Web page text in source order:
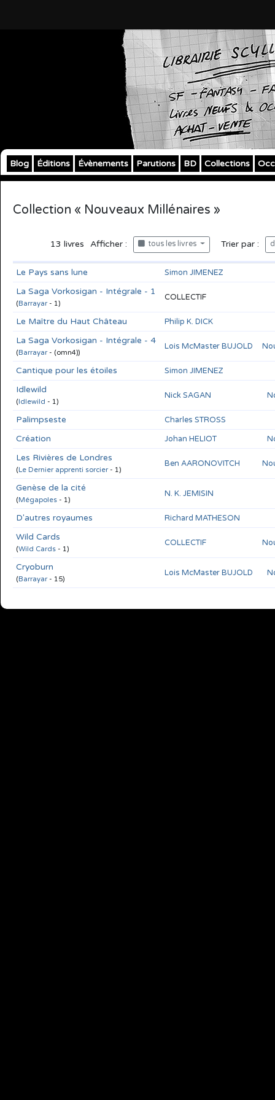
Blog Éditions Évènements Parutions BD Collections
Collection « Nouveaux Millénaires »
13 livres Afficher : tous les livres Trier par :
Le Pays sans lune Simon JIMENEZ
La Saga Vorkosigan - Intégrale - 1
(Barrayar- 1)
COLLECTIF
Le Maître du Haut Château Philip K. DICK
La Saga Vorkosigan - Intégrale - 4
(Barrayar- (omn4))
Lois McMaster BUJOLD
Cantique pour les étoiles Simon JIMENEZ
Idlewild
(Idlewild - 1)
Nick SAGAN
Palimpseste Charles STROSS
Création Johan HELIOT
Les Rivières de Londres
(Le Dernier apprenti sorcier- 1)
Ben AARONOVITCH
Genèse de la cité
(Mégapoles - 1)
N. K. JEMISIN
D'autres royaumes Richard MATHESON
Wild Cards
(Wild Cards - 1)
COLLECTIF
Cryoburn
(Barrayar- 15)
Lois McMaster BUJOLD